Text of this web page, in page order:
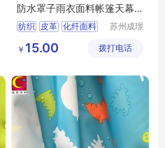
防水罩子雨衣面料帐篷天幕
面料涤塔夫
纺织 皮革 化纤面料
苏州成璟
有限公司
￥ 15.00 拨打电话